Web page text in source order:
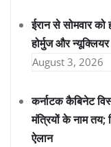
ईरान से सोमवार को
होर्मुज और
August 3, 2026
कर्नाटक कैबिनेट
मंत्रियों के नाम तय;
ऐलान